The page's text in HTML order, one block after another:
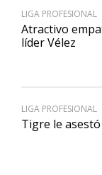
LIGA PROFESIONAL
Atractivo
líder Vélez
LIGA PROFESIONAL
Tigre le